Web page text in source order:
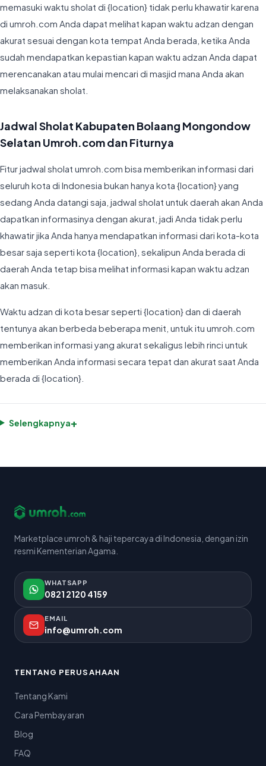
memasuki waktu sholat di {location} tidak perlu khawatir karena
di umroh.com Anda dapat melihat kapan waktu adzan dengan
akurat sesuai dengan kota tempat Anda berada, ketika Anda
sudah mendapatkan kepastian kapan waktu adzan Anda dapat
merencanakan atau mulai mencari di masjid mana Anda akan
melaksanakan sholat.
Jadwal Sholat Kabupaten Bolaang Mongondow
Selatan Umroh.com dan Fiturnya
Fitur jadwal sholat umroh.com bisa memberikan informasi dari
seluruh kota di Indonesia bukan hanya kota {location} yang
sedang Anda datangi saja, jadwal sholat untuk daerah akan Anda
dapatkan informasinya dengan akurat, jadi Anda tidak perlu
khawatir jika Anda hanya mendapatkan informasi dari kota-kota
besar saja seperti kota {location}, sekalipun Anda berada di
daerah Anda tetap bisa melihat informasi kapan waktu adzan
akan masuk.
Waktu adzan di kota besar seperti {location} dan di daerah
tentunya akan berbeda beberapa menit, untuk itu umroh.com
memberikan informasi yang akurat sekaligus lebih rinci untuk
memberikan Anda informasi secara tepat dan akurat saat Anda
berada di {location}.
Selengkapnya+
Marketplace umroh & haji tepercaya di Indonesia, dengan izin
resmi Kementerian Agama.
WHATSAPP
0821 2120 4159
EMAIL
info@umroh.com
TENTANG PERUSAHAAN
Tentang Kami
Cara Pembayaran
Blog
FAQ